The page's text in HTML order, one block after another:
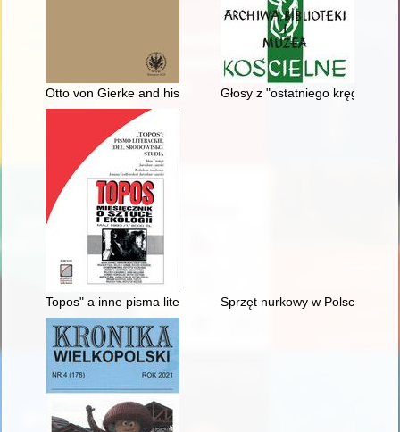
Otto von Gierke and his early corporatismGłosy z "ostatniego kręgu"]
Topos" a inne pisma literackie : podobieństwa i różnice
Sprzęt nurkowy w Polsce